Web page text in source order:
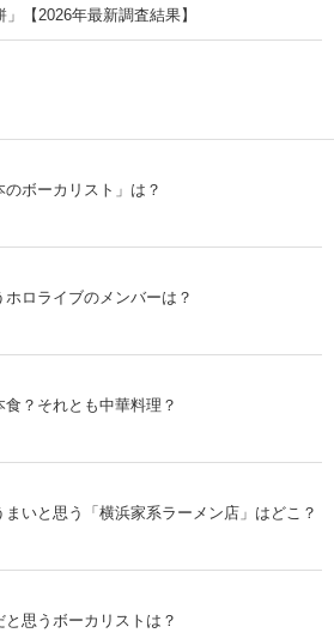
」【2026年最新調査結果】
ボーカリスト」は？
ロライブのメンバーは？
？それとも中華料理？
いと思う「横浜家系ラーメン店」はどこ？
思うボーカリストは？